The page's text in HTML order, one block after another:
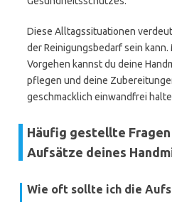
Diese Alltagssituationen
der Reinigungsbedarf sein
Vorgehen kannst du deine
pflegen und deine
geschmacklich einwandfrei
Häufig gestellte
Aufsätze deines
Wie oft sollte ich die